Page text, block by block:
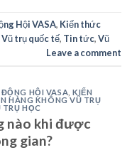
Hội VASA, Kiến thức
trụ quốc tế, Tin tức,Vũ
Leave a comment
HỘI VASA ,KIẾN
HÀNG KHÔNG VŨ TRỤ
TRỤ HỌC
nào khi được
gian?